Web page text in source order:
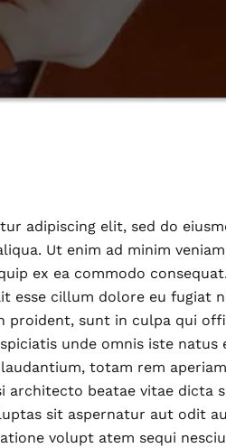
adipiscing elit, sed do
Ut enim ad minim
ex ea commodo
esse cillum dolore eu fugiat
proident, sunt in culpa qui
unde omnis iste natus
totam rem
architecto beatae vitae dicta
sit aspernatur aut odit
volupt atem sequi